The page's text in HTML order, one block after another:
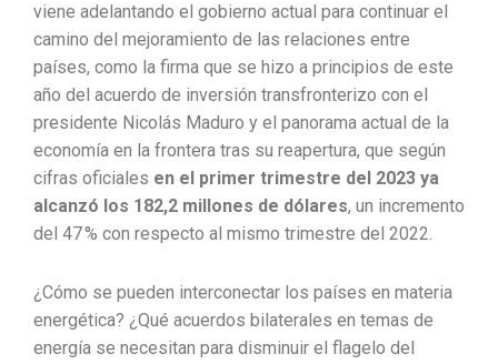
viene adelantando el gobierno actual para continuar el
camino del mejoramiento de las relaciones entre
países, como la firma que se hizo a principios de este
año del acuerdo de inversión transfronterizo con el
presidente Nicolás Maduro y el panorama actual de la
economía en la frontera tras su reapertura, que según
cifras oficiales en el primer trimestre del 2023 ya
alcanzó los 182,2 millones de dólares, un incremento
del 47 % con respecto al mismo trimestre del 2022.
¿Cómo se pueden interconectar los países en materia
energética? ¿Qué acuerdos bilaterales en temas de
energía se necesitan para disminuir el flagelo del